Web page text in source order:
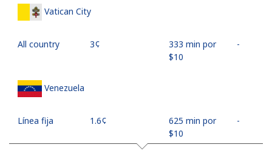
Vatican City
All country ⁦3¢⁩
333 min por
⁦$10⁩
-
Venezuela
Línea fija ⁦1.6¢⁩
625 min por
⁦$10⁩
-